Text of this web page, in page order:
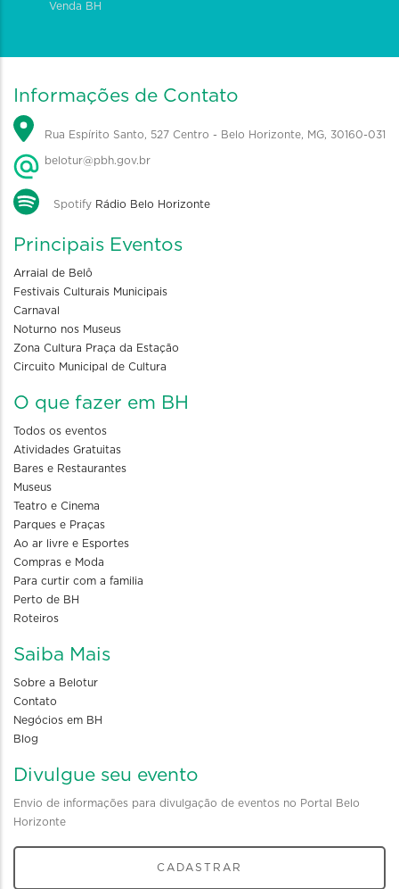
Venda BH
Informações de Contato
Rua Espírito Santo, 527 Centro - Belo Horizonte, MG, 30160-031
belotur@pbh.gov.br
Spotify Rádio Belo Horizonte
Principais Eventos
Arraial de Belô
Festivais Culturais Municipais
Carnaval
Noturno nos Museus
Zona Cultura Praça da Estação
Circuito Municipal de Cultura
O que fazer em BH
Todos os eventos
Atividades Gratuitas
Bares e Restaurantes
Museus
Teatro e Cinema
Parques e Praças
Ao ar livre e Esportes
Compras e Moda
Para curtir com a familia
Perto de BH
Roteiros
Saiba Mais
Sobre a Belotur
Contato
Negócios em BH
Blog
Divulgue seu evento
Envio de informações para divulgação de eventos no Portal Belo
Horizonte
CADASTRAR